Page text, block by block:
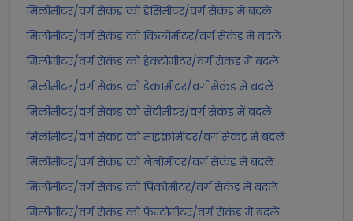
मिलीमीटर/वर्ग सेकंड को डेसिमीटर/वर्ग सेकंड में बदलें
मिलीमीटर/वर्ग सेकंड को किलोमीटर/वर्ग सेकंड में बदलें
मिलीमीटर/वर्ग सेकंड को हेक्टोमीटर/वर्ग सेकंड में बदलें
मिलीमीटर/वर्ग सेकंड को डेकामीटर/वर्ग सेकंड में बदलें
मिलीमीटर/वर्ग सेकंड को सेंटीमीटर/वर्ग सेकंड में बदलें
मिलीमीटर/वर्ग सेकंड को माइक्रोमीटर/वर्ग सेकंड में बदलें
मिलीमीटर/वर्ग सेकंड को नैनोमीटर/वर्ग सेकंड में बदलें
मिलीमीटर/वर्ग सेकंड को पिकोमीटर/वर्ग सेकंड में बदलें
मिलीमीटर/वर्ग सेकंड को फेम्टोमीटर/वर्ग सेकंड में बदलें